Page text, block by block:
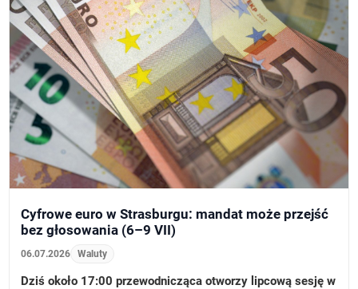
Cyfrowe euro w Strasburgu: mandat może przejść
bez głosowania (6–9 VII)
06.07.2026 Waluty
Dziś około 17:00 przewodnicząca otworzy lipcową sesję w